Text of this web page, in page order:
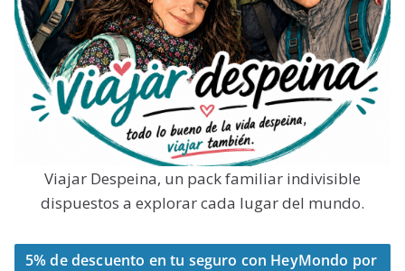
Viajar Despeina, un pack familiar indivisible
dispuestos a explorar cada lugar del mundo.
5% de descuento en tu seguro con HeyMondo por